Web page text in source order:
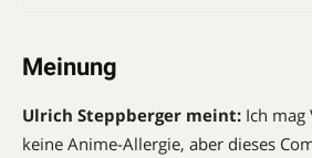
Meinung
Ulrich Steppberger meint: Ich mag
keine Anime-­Allergie, aber dieses